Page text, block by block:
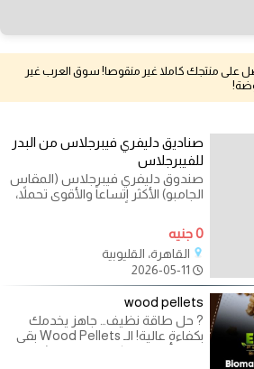
على منتجك كاملا غير منقوصا! سوق العرب غير
صناديق دليفري فيبرجلاس من البدر
للفيبرجلاس
صندوق دليفري فيبرجلاس (المقاس
الجامبو) الأكثر اتساعاً والأقوى تحملاً،
0 جنيه
القاهرة، القليوبية
wood pellets
? حل طاقة نظيف… جاهز يخدمك
بكفاءة عالية! الـ Wood Pellets بقى
اختيار أساسي لكل مصنع ومشروع